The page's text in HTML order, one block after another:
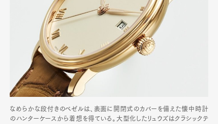
なめらかな段付きのベゼルは、表面に開閉式のカバーを備えた懐中時計
のハンターケースから着想を得ている。大型化したリュウズはクラシックテ